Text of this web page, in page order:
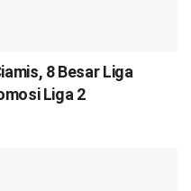
8 Besar Liga
Liga 2